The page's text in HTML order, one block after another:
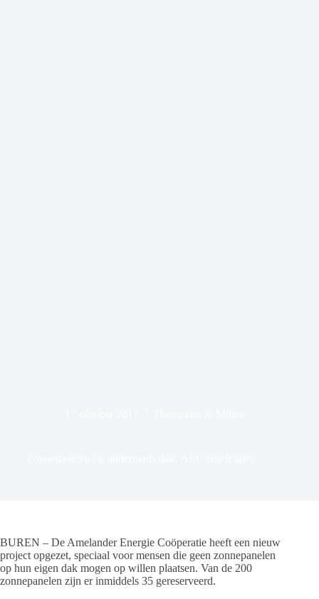
BUREN – De Amelander Energie Coöperatie heeft een nieuw
project opgezet, speciaal voor mensen die geen zonnepanelen
op hun eigen dak mogen op willen plaatsen. Van de 200
zonnepanelen zijn er inmiddels 35 gereserveerd.